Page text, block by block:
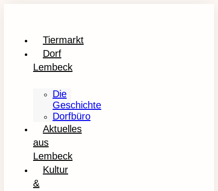
Tiermarkt
Dorf
Lembeck
Die
Geschichte
Dorfbüro
Aktuelles
aus
Lembeck
Kultur
&